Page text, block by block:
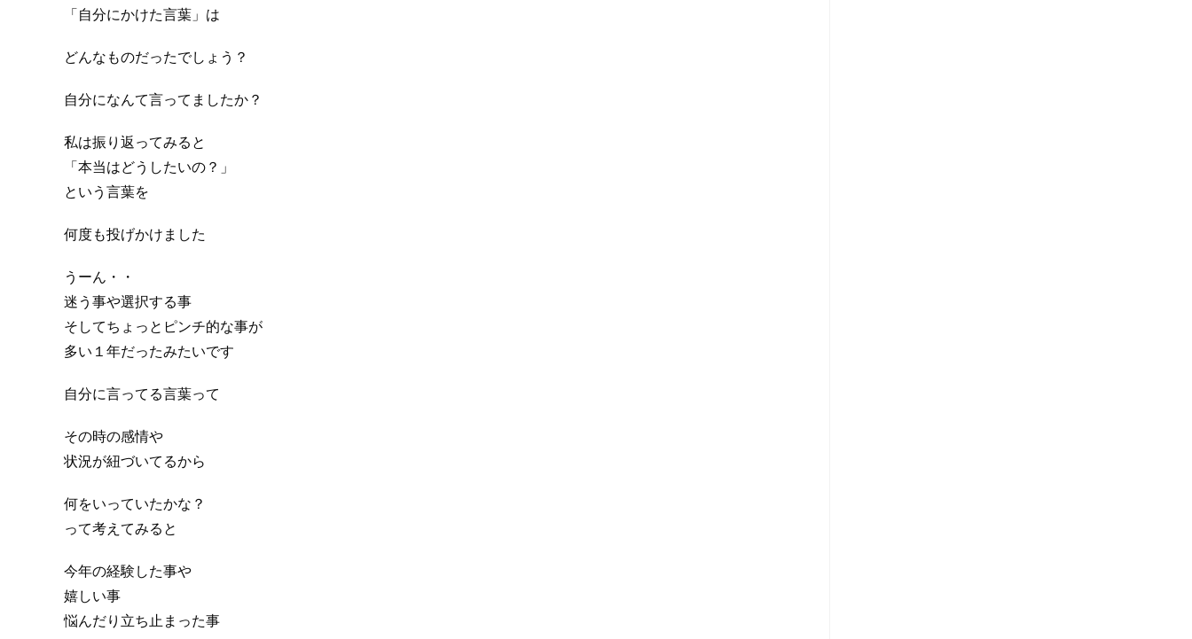
「自分にかけた言葉」は
どんなものだったでしょう？
自分になんて言ってましたか？
私は振り返ってみると
「本当はどうしたいの？」
という言葉を
何度も投げかけました
うーん・・
迷う事や選択する事
そしてちょっとピンチ的な事が
多い１年だったみたいです
自分に言ってる言葉って
その時の感情や
状況が紐づいてるから
何をいっていたかな？
って考えてみると
今年の経験した事や
嬉しい事
悩んだり立ち止まった事